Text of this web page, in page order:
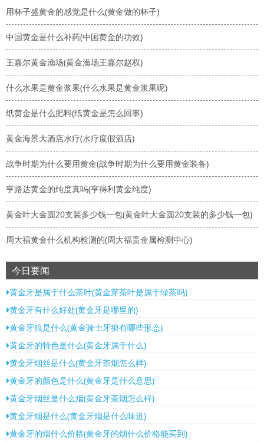
用杯子盛黄金的感觉是什么(黄金做的杯子)
中国黄金是什么补药(中国黄金的功效)
王嘉尔黄金渔场(黄金渔场王嘉尔赵权)
什么水果是黄金浆果(什么水果是黄金浆果呢)
纸黄金是什么肥料(纸黄金是怎么回事)
黄金海景大酒店水疗(水疗度假酒店)
战争时期为什么要用黄金(战争时期为什么要用黄金装备)
亨路达黄金的纯度真吗(亨得利黄金纯度)
黄金叶大金圆20支装多少钱一包(黄金叶大金圆20支装的多少钱一包)
周大福黄金什么机构检测的(周大福贵金属检测中心)
今日要闻
黄金牙是属于什么茶叶(黄金芽茶叶是属于绿茶吗)
黄金牙有什么好处(黄金牙是哪里的)
黄金牙狼是什么(黄金骑士牙狼有哪些形态)
黄金牙的特色是什么(黄金牙属于什么)
黄金牙烟丝是什么(黄金牙茶烟怎么样)
黄金牙的颜色是什么(黄金牙是什么意思)
黄金牙烟丝是什么烟(黄金牙茶烟怎么样)
黄金牙烟是什么(黄金牙烟是什么味道)
黄金牙的烟什么价格(黄金牙的烟什么价格能买到)